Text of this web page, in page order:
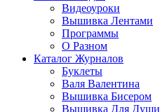
Видеоуроки
Вышивка Лентами
Программы
О Разном
Каталог Журналов
Буклеты
Валя Валентина
Вышивка Бисером
Вышивка Для Души